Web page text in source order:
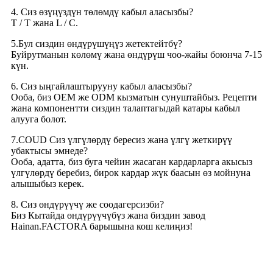
4. Сиз өзүңүздүн төлөмдү кабыл аласызбы?
T / T жана L / C.
5.Бул сиздин өндүрүшүңүз жетектейтбү?
Буйрутманын көлөмү жана өндүрүш чоо-жайы боюнча 7-15
күн.
6. Сиз ыңгайлаштырууну кабыл аласызбы?
Ооба, биз OEM же ODM кызматын сунуштайбыз. Рецепти
жана компонентти сиздин талаптагыдай катары кабыл
алууга болот.
7.COUD Сиз үлгүлөрдү бересиз жана үлгү жеткирүү
убактысы эмнеде?
Ооба, адатта, биз буга чейин жасаган кардарларга акысыз
үлгүлөрдү беребиз, бирок кардар жүк баасын өз мойнуна
алышыбыз керек.
8. Сиз өндүрүүчү же соодагерсизби?
Биз Кытайда өндүрүүчүбүз жана биздин завод
Hainan.FACTORA барышына кош келиңиз!